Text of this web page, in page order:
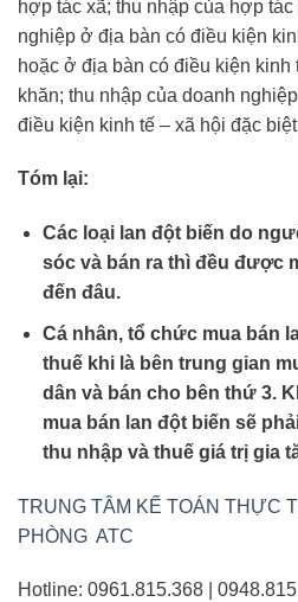
hợp tác xã; thu nhập của hợp
nghiệp ở địa bàn có điều kiện
hoặc ở địa bàn có điều kiện kinh
khăn; thu nhập của doanh
điều kiện kinh tế – xã hội đặc
Tóm lại:
Các loại lan đột biến do
sóc và bán ra thì đều được
đến đâu.
Cá nhân, tổ chức mua bán
thuế khi là bên trung gian
dân và bán cho bên thứ 3.
mua bán lan đột biến sẽ
thu nhập và thuế giá trị gia
TRUNG TÂM KẾ TOÁN THỰC
PHÒNG ATC
Hotline: 0961.815.368 |